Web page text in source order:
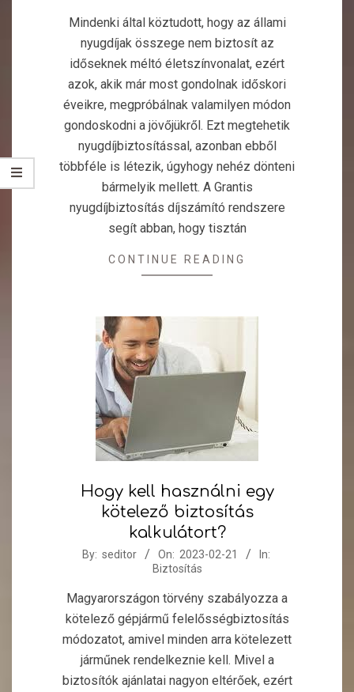
13Mindenki által köztudott, hogy az állami
nyugdíjak összege nem biztosít az
időseknek méltó életszínvonalat, ezért
azok, akik már most gondolnak időskori
éveikre, megpróbálnak valamilyen módon
gondoskodni a jövőjükről. Ezt megtehetik
nyugdíjbiztosítással, azonban ebből
többféle is létezik, úgyhogy nehéz dönteni
bármelyik mellett. A Grantis
nyugdíjbiztosítás díjszámító rendszere
segít abban, hogy tisztán
CONTINUE READING
Hogy kell használni egy
kötelező biztosítás
kalkulátort?
2023-
21
By: seditor On: 2023-02-21
In:
Biztosítás
Magyarországon törvény szabályozza a
kötelező gépjármű felelősségbiztosítás
módozatot, amivel minden arra kötelezett
járműnek rendelkeznie kell. Mivel a
biztosítók ajánlatai nagyon eltérőek, ezért